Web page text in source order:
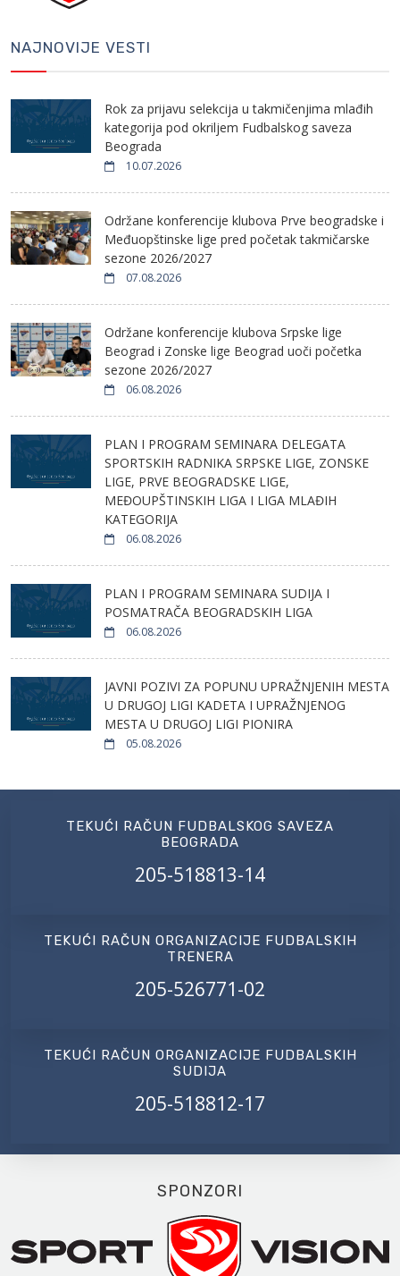
NAJNOVIJE VESTI
Rok za prijavu selekcija u takmičenjima mlađih
kategorija pod okriljem Fudbalskog saveza
Beograda
10.07.2026
Održane konferencije klubova Prve beogradske i
Međuopštinske lige pred početak takmičarske
sezone 2026/2027
07.08.2026
Održane konferencije klubova Srpske lige
Beograd i Zonske lige Beograd uoči početka
sezone 2026/2027
06.08.2026
PLAN I PROGRAM SEMINARA DELEGATA
SPORTSKIH RADNIKA SRPSKE LIGE, ZONSKE
LIGE, PRVE BEOGRADSKE LIGE,
MEĐOUPŠTINSKIH LIGA I LIGA MLAĐIH
KATEGORIJA
06.08.2026
PLAN I PROGRAM SEMINARA SUDIJA I
POSMATRAČA BEOGRADSKIH LIGA
06.08.2026
JAVNI POZIVI ZA POPUNU UPRAŽNJENIH MESTA
U DRUGOJ LIGI KADETA I UPRAŽNJENOG
MESTA U DRUGOJ LIGI PIONIRA
05.08.2026
TEKUĆI RAČUN FUDBALSKOG SAVEZA
BEOGRADA
205-518813-14
TEKUĆI RAČUN ORGANIZACIJE FUDBALSKIH
TRENERA
205-526771-02
TEKUĆI RAČUN ORGANIZACIJE FUDBALSKIH
SUDIJA
205-518812-17
SPONZORI